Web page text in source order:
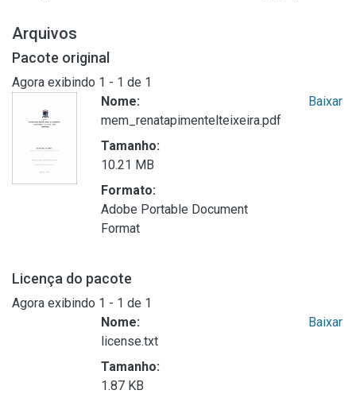
Arquivos
Pacote original
Agora exibindo 1 - 1 de 1
Nome:
mem_renatapimentelteixeira.pdf
Tamanho:
10.21 MB
Formato:
Adobe Portable Document
Format
Baixar
Licença do pacote
Agora exibindo 1 - 1 de 1
Nome:
license.txt
Tamanho:
1.87 KB
Baixar